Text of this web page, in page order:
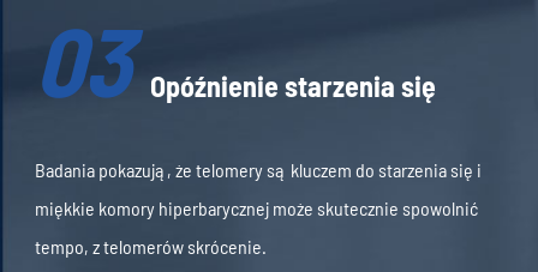
03 Opóźnienie starzenia się
Badania pokazują, że telomery są kluczem do starzenia się i
miękkie komory hiperbarycznej może skutecznie spowolnić
tempo, z telomerów skrócenie.